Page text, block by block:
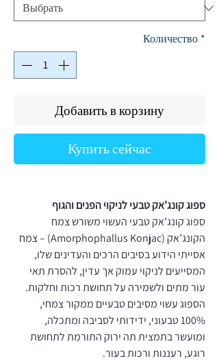
Количество *
Добавить в корзину
Купить сейчас
ספוג קונג’אק טבעי לניקוי הפנים והגוף
ספוג קונג’אק טבעי העשוי משורש צמח
הקונג’אק (Amorphophallus Konjac) – צמח
אסייתי הידוע בסיבים הרכים והעדינים שלו,
המסייעים לניקוי עמוק אך עדין, להסרת תאי
עור מתים ולשמירה על תחושת רכות וחלקות.
הספוג עשוי מסיבים טבעיים ממקור צמחי,
100% טבעוני, ידידותי לסביבה ומתכלה,
ומועשר בתמצית תה ירוק התורמת לתחושת
רוגע, רעננות ורכות בעור.